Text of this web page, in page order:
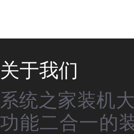
关于我们
系统之家装机
功能二合一的